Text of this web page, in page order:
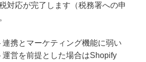
対応が完了します（税務署への申
携とマーケティング機能に弱い
営を前提とした場合はShopify